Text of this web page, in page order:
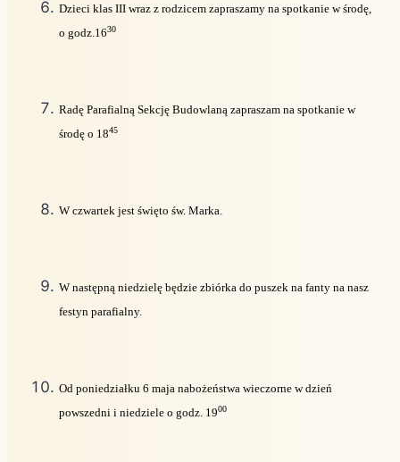
Dzieci klas III wraz z rodzicem zapraszamy na spotkanie w środę,
o godz.1630
Radę Parafialną Sekcję Budowlaną zapraszam na spotkanie w
środę o 1845
W czwartek jest święto św. Marka.
W następną niedzielę będzie zbiórka do puszek na fanty na nasz
festyn parafialny.
Od poniedziałku 6 maja nabożeństwa wieczorne w dzień
powszedni i niedziele o godz. 1900